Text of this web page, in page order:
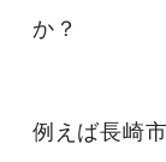
か？
例えば長崎